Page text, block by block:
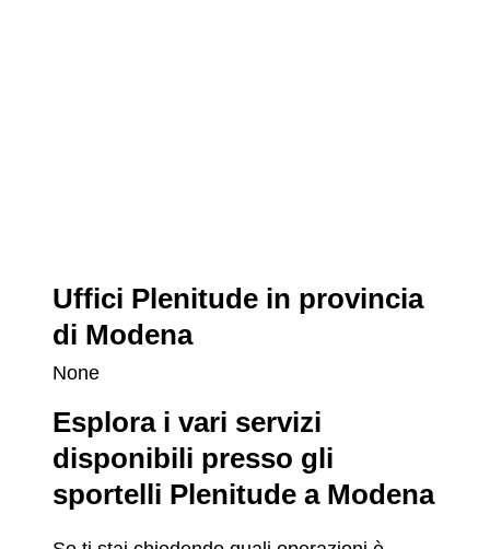
Uffici Plenitude in provincia
di Modena
None
Esplora i vari servizi
disponibili presso gli
sportelli Plenitude a Modena